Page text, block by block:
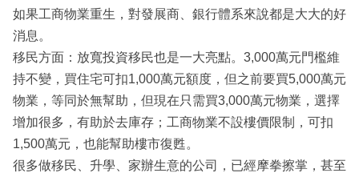
如果工商物業重生，對發展商、銀行體系來說都是大大的好
消息。
移民方面：放寬投資移民也是一大亮點。3,000萬元門檻維
持不變，買住宅可扣1,000萬元額度，但之前要買5,000萬元
物業，等同於無幫助，但現在只需買3,000萬元物業，選擇
增加很多，有助於去庫存；工商物業不設樓價限制，可扣
1,500萬元，也能幫助樓市復甦。
很多做移民、升學、家辦生意的公司，已經摩拳擦掌，甚至